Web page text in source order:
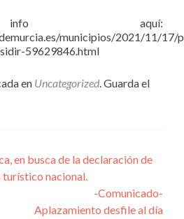
aquí:
municipios/2021/11/17/
59629846.html
en Uncategorized. Guarda el
de entradas
en busca de la declaración de
turístico nacional.
-Comunicado-
Aplazamiento desfile al día